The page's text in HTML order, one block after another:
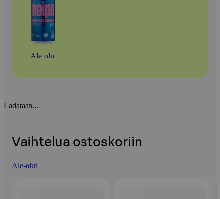
Ale-olut
Ladataan...
Vaihtelua ostoskoriin
Ale-olut